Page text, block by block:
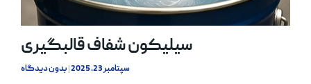
سیلیکون شفاف قالبگیری
سپتامبر 23, 2025 بدون دیدگاه